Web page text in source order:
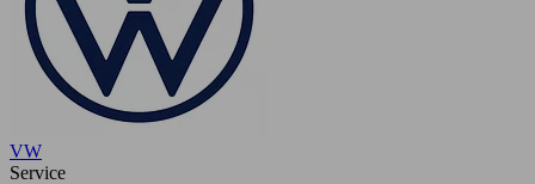
VW
Service